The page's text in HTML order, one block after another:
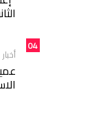
04
أخبار